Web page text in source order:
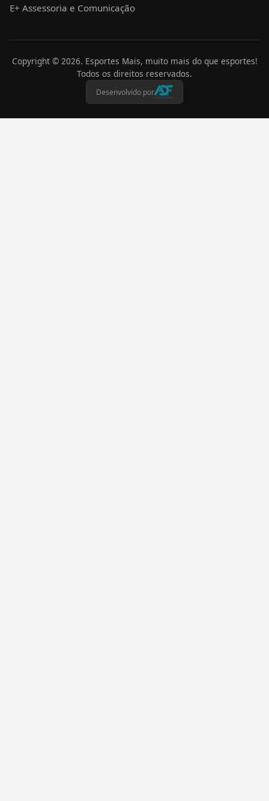
E+ Assessoria e Comunicação
Copyright © 2026. Esportes Mais, muito mais do que esportes!
Todos os direitos reservados.
Desenvolvido por